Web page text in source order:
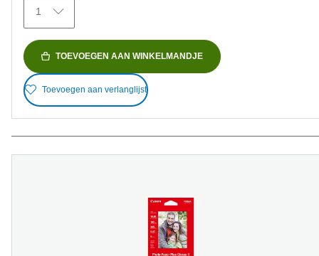
1
TOEVOEGEN AAN WINKELMANDJE
Toevoegen aan verlanglijst